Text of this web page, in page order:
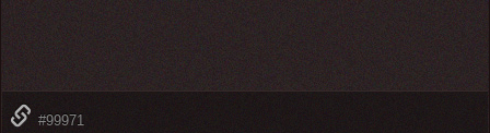
#99971